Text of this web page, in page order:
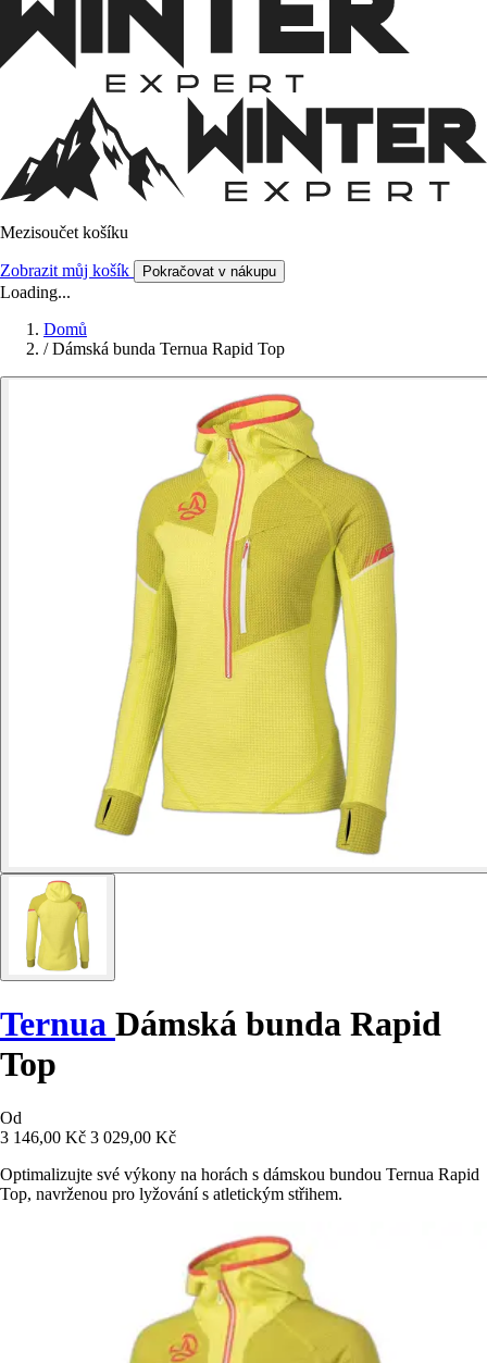
Mezisoučet košíku
Zobrazit můj košík Pokračovat v nákupu
Loading...
Domů
/ Dámská bunda Ternua Rapid Top
Ternua Dámská bunda Rapid
Top
Od
3 146,00 Kč 3 029,00 Kč
Optimalizujte své výkony na horách s dámskou bundou Ternua Rapid
Top, navrženou pro lyžování s atletickým střihem.